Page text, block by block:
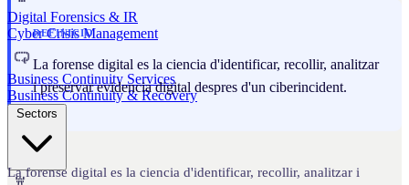
Digital Forensics & IR
Cyber Crisis Management
Business Continuity Services
Business Continuity & Recovery
DEFINICIO
La forense digital es la ciencia d'identificar, recollir, analitzar
i preservar evidencia digital despres d'un ciberincident.
La forense digital es la ciencia d'identificar, recollir, analitzar i